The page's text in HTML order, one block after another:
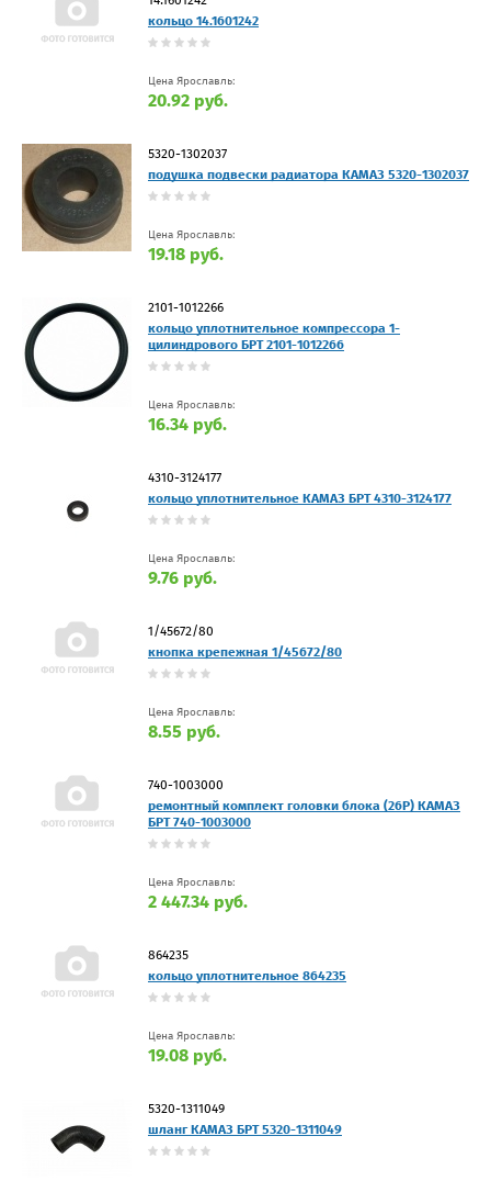
кольцо 14.1601242
Цена Ярославль:
20.92 руб.
5320-1302037
подушка подвески радиатора КАМАЗ 5320-1302037
Цена Ярославль:
19.18 руб.
2101-1012266
кольцо уплотнительное компрессора 1-
цилиндрового БРТ 2101-1012266
Цена Ярославль:
16.34 руб.
4310-3124177
кольцо уплотнительное КАМАЗ БРТ 4310-3124177
Цена Ярославль:
9.76 руб.
1/45672/80
кнопка крепежная 1/45672/80
Цена Ярославль:
8.55 руб.
740-1003000
ремонтный комплект головки блока (26Р) КАМАЗ
БРТ 740-1003000
Цена Ярославль:
2 447.34 руб.
864235
кольцо уплотнительное 864235
Цена Ярославль:
19.08 руб.
5320-1311049
шланг КАМАЗ БРТ 5320-1311049